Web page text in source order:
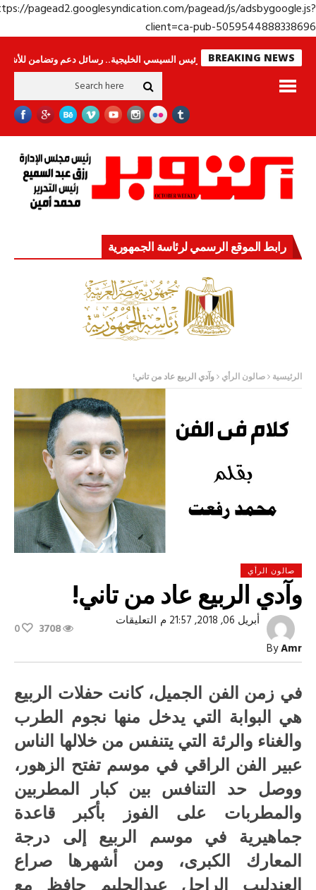
https://pagead2.googlesyndication.com/pagead/js/
client=ca-pub-
BREAKING NEWS
جولة الرئيس السيسي الخليجية.. رسائل دعم وتضامن للأشقاء جهاز
رابط الموقع الرسمي لرئاسة الجمهورية
الرئيسية صالون الرأي وآدي الربيع عاد من تاني!
صالون الرأي
وآدي الربيع عاد من تاني!
ByAmr
أبريل 06, 2018, 21:57 م التعليقاتعلى
من
مغلقة
3708
0
في زمن الفن الجميل، كانت حفلات الربيع
هي البوابة التي يدخل منها نجوم الطرب
والغناء والرئة التي يتنفس من خلالها الناس
عبير الفن الراقي في موسم تفتح الزهور،
ووصل حد التنافس بين كبار المطربين
والمطربات على الفوز بأكبر قاعدة
جماهيرية في موسم الربيع إلى درجة
المعارك الكبرى، ومن أشهرها صراع
العندليب الراحل عبدالحليم حافظ مع